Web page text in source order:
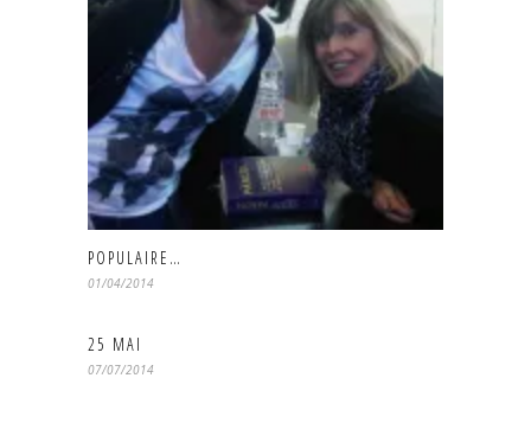
POPULAIRE…
01/04/2014
25 MAI
07/07/2014